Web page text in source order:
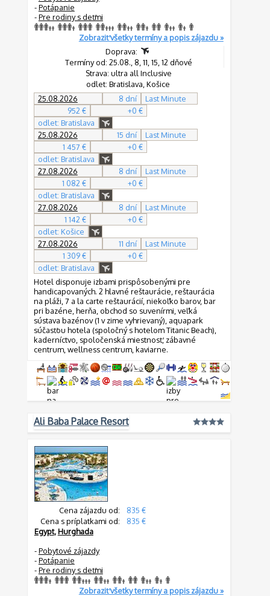
-Potápanie
-Pre rodiny s deťmi
Zobraziť všetky termíny a popis zájazdu »
Doprava:
Termíny od: 25.08., 8, 11, 15, 12 dňové
Strava: ultra all Inclusive
odlet: Bratislava, Košice
25.08.2026
8 dní
Last Minute
952 €
+0 €
odlet: Bratislava
25.08.2026
15 dní
Last Minute
1 457 €
+0 €
odlet: Bratislava
27.08.2026
8 dní
Last Minute
1 082 €
+0 €
odlet: Bratislava
27.08.2026
8 dní
Last Minute
1 142 €
+0 €
odlet: Košice
27.08.2026
11 dní
Last Minute
1 309 €
+0 €
odlet: Bratislava
Hotel disponuje izbami prispôsobenými pre
handicapovaných. 2 hlavné reštaurácie, reštaurácia
na pláži, 7 a la carte reštaurácií, niekoľko barov, bar
pri bazéne, herňa, obchod so suvenírmi, veľká
sústava bazénov (1 v zime vyhrievaný), aquapark
súčasťou hotela (spoločný s hotelom Titanic Beach),
kaderníctvo, spoločenská miestnosť, zábavné
centrum, wellness centrum, kaviarne.
Ali Baba Palace Resort
Cena zájazdu od:
835 €
Cena s príplatkami od:
835 €
Egypt,Hurghada
-Pobytové zájazdy
-Potápanie
-Pre rodiny s deťmi
Zobraziť všetky termíny a popis zájazdu »